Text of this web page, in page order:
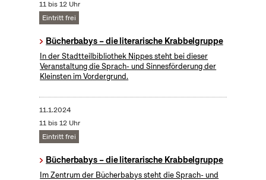
11 bis 12 Uhr
Eintritt frei
Bücherbabys – die literarische Krabbelgruppe
In der Stadtteilbibliothek Nippes steht bei dieser
Veranstaltung die Sprach- und Sinnesförderung der
Kleinsten im Vordergrund.
11.1.2024
11 bis 12 Uhr
Eintritt frei
Bücherbabys – die literarische Krabbelgruppe
Im Zentrum der Bücherbabys steht die Sprach- und